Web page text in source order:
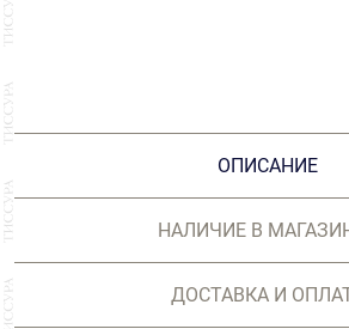
ОПИСАНИЕ
НАЛИЧИЕ В
ДОСТАВКА И